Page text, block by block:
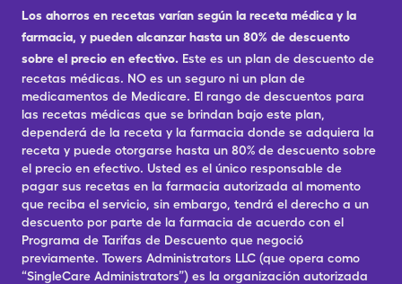
Los ahorros en recetas varían según la receta médica y la
farmacia, y pueden alcanzar hasta un 80% de descuento
sobre el precio en efectivo. Este es un plan de descuento de
recetas médicas. NO es un seguro ni un plan de
medicamentos de Medicare. El rango de descuentos para
las recetas médicas que se brindan bajo este plan,
dependerá de la receta y la farmacia donde se adquiera la
receta y puede otorgarse hasta un 80% de descuento sobre
el precio en efectivo. Usted es el único responsable de
pagar sus recetas en la farmacia autorizada al momento
que reciba el servicio, sin embargo, tendrá el derecho a un
descuento por parte de la farmacia de acuerdo con el
Programa de Tarifas de Descuento que negoció
previamente. Towers Administrators LLC (que opera como
“SingleCare Administrators”) es la organización autorizada